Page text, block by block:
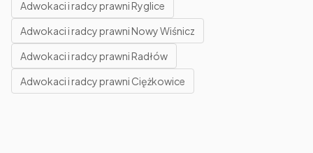
Adwokaci i radcy prawni Ryglice
Adwokaci i radcy prawni Nowy Wiśnicz
Adwokaci i radcy prawni Radłów
Adwokaci i radcy prawni Ciężkowice